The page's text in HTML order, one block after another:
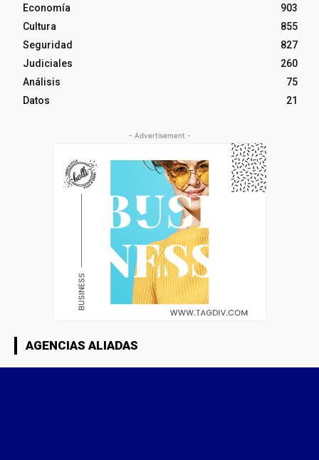
Economía
903
Cultura
855
Seguridad
827
Judiciales
260
Análisis
75
Datos
21
- Advertisement -
AGENCIAS ALIADAS